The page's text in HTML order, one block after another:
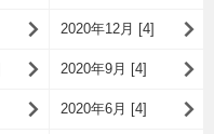
2020年12月 [4]
2020年9月 [4]
2020年6月 [4]